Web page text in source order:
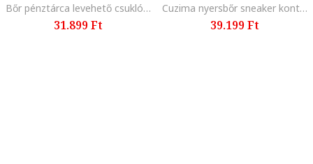
Bőr pénztárca levehető csuklópánttal, Világosbarna
31.899 Ft
Cuzima nyersbőr sneaker kontrasztos bőrrészletekkel, Világosbarna/Törtfehér
39.199 Ft